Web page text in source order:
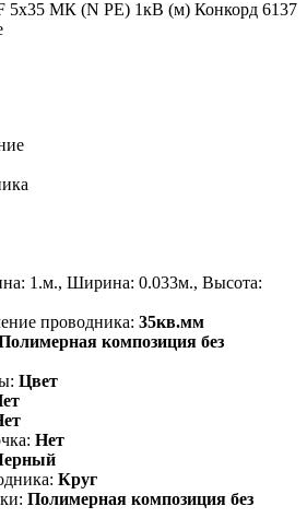
1.м., Ширина: 0.033м., Высота:
проводника: 35кв.мм
композиция без
Цвет
Нет
Круг
Полимерная композиция без